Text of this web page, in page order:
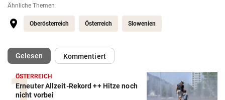
Ähnliche Themen
Oberösterreich Österreich Slowenien
Gelesen(ausgewählt)Kommentiert
ÖSTERREICH
Erneuter Allzeit-Rekord ++ Hitze noch
nicht vorbei